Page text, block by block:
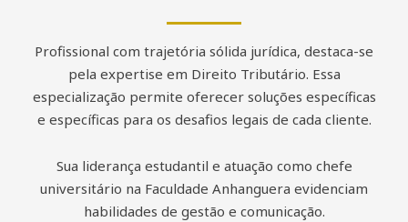
Profissional com trajetória sólida jurídica, destaca-se
pela expertise em Direito Tributário. Essa
especialização permite oferecer soluções específicas
e específicas para os desafios legais de cada cliente.
Sua liderança estudantil e atuação como chefe
universitário na Faculdade Anhanguera evidenciam
habilidades de gestão e comunicação.